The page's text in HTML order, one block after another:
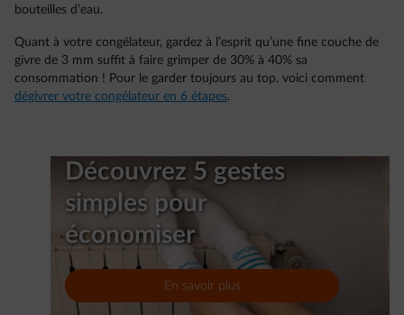
bouteilles d’eau.
Quant à votre congélateur, gardez à l’esprit qu’une fine couche de
givre de 3 mm suffit à faire grimper de 30% à 40% sa
consommation ! Pour le garder toujours au top, voici comment
dégivrer votre congélateur en 6 étapes.
Découvrez 5 gestes
simples pour
économiser
En savoir plus